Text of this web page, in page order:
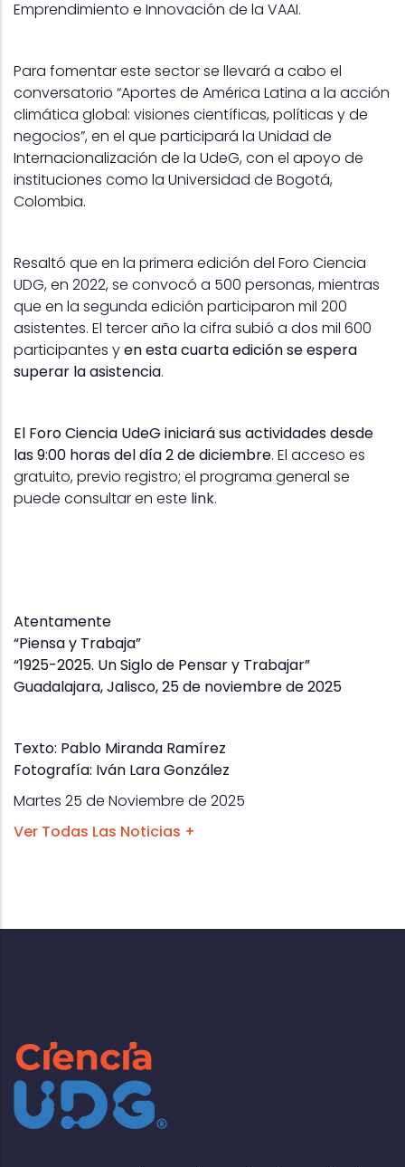
Emprendimiento e Innovación de la VAAI.
Para fomentar este sector se llevará a cabo el
conversatorio “Aportes de América Latina a la acción
climática global: visiones científicas, políticas y de
negocios”, en el que participará la Unidad de
Internacionalización de la UdeG, con el apoyo de
instituciones como la Universidad de Bogotá,
Colombia.
Resaltó que en la primera edición del Foro Ciencia
UDG, en 2022, se convocó a 500 personas, mientras
que en la segunda edición participaron mil 200
asistentes. El tercer año la cifra subió a dos mil 600
participantes yen esta cuarta edición se espera
superar la asistencia.
El Foro Ciencia UdeG iniciará sus actividades desde
las 9:00 horas del día 2 de diciembre. El acceso es
gratuito, previo registro; el programa general se
puede consultar en este link.
Atentamente
“Piensa y Trabaja”
“1925-2025. Un Siglo de Pensar y Trabajar”
Guadalajara, Jalisco, 25 de noviembre de 2025
Texto: Pablo Miranda Ramírez
Fotografía: Iván Lara González
Martes 25 de Noviembre de 2025
Ver Todas Las Noticias +